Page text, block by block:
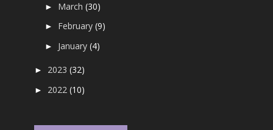
► March(30)
► February(9)
► January(4)
► 2023(32)
► 2022(10)